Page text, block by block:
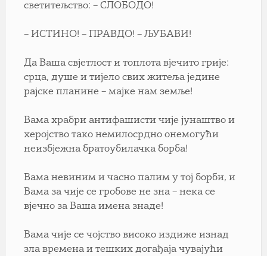
светитељствo: – СЛОБОДО!
– ИСТИНО! – ПРАВДО! – ЉУБАВИ!
Да Ваша свјетлост и топлота вјечито грије:
срца, душе и тијело свих житеља једине
рајске планине – мајке нам земље!
Вама храбри антифашисти чије јунаштво и
херојство тако немилосрдно онемогући
неизбјежна братоубилачка борба!
Вама невиним и часно палим у тој борби, и
Вама за чије се гробове не зна – нека се
вјечно за Ваша имена знаде!
Вама чије се чојство високо издиже изнад
зла времена и тешких догађаја чувајући